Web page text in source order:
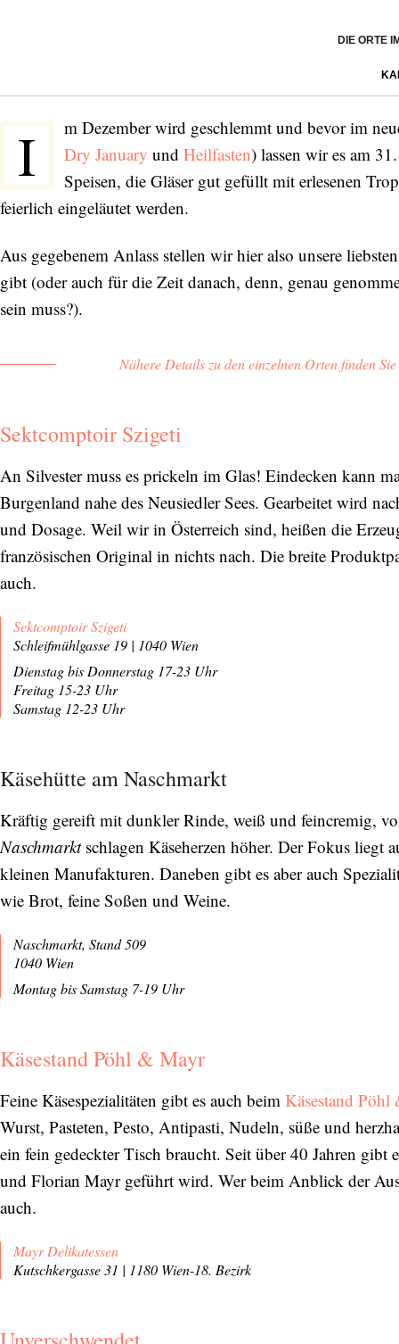
DIE ORTE
I
m Dezember wird geschlemmt und bevor im
Dry January und Heilfasten) lassen wir es am
Speisen, die Gläser gut gefüllt mit erlesenen
feierlich eingeläutet werden.
Aus gegebenem Anlass stellen wir hier also unsere
gibt (oder auch für die Zeit danach, denn, genau
sein muss?).
Nähere Details zu den einzelnen Orten finden
Sektcomptoir Szigeti
An Silvester muss es prickeln im Glas! Eindecken kann
Burgenland nahe des Neusiedler Sees. Gearbeitet wird
und Dosage. Weil wir in Österreich sind, heißen die
französischen Original in nichts nach. Die breite
auch.
Sektcomptoir Szigeti
Schleifmühlgasse 19 | 1040 Wien
Dienstag bis Donnerstag 17-23 Uhr
Freitag 15-23 Uhr
Samstag 12-23 Uhr
Käsehütte am Naschmarkt
Kräftig gereift mit dunkler Rinde, weiß und feincremig,
Naschmarktschlagen Käseherzen höher. Der Fokus liegt
kleinen Manufakturen. Daneben gibt es aber auch
wie Brot, feine Soßen und Weine.
Naschmarkt, Stand 509
1040 Wien
Montag bis Samstag 7-19 Uhr
Käsestand Pöhl & Mayr
Feine Käsespezialitäten gibt es auch beim Käsestand
Wurst, Pasteten, Pesto, Antipasti, Nudeln, süße und
ein fein gedeckter Tisch braucht. Seit über 40 Jahren gibt
und Florian Mayr geführt wird. Wer beim Anblick der
auch.
Mayr Delikatessen
Kutschkergasse 31 | 1180 Wien-18. Bezirk